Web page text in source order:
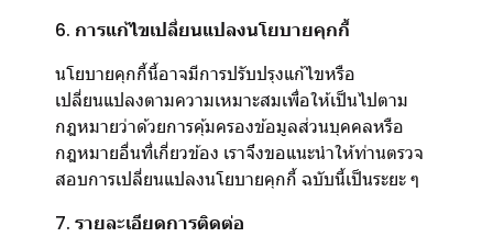
6. การแก้ไขเปลี่ยนแปลงนโยบายคุกกี้
นโยบายคุกกี้นี้อาจมีการปรับปรุงแก้ไขหรือ
เปลี่ยนแปลงตามความเหมาะสมเพื่อให้เป็นไปตาม
กฎหมายว่าด้วยการคุ้มครองข้อมูลส่วนบุคคลหรือ
กฎหมายอื่นที่เกี่ยวข้อง เราจึงขอแนะนำให้ท่านตรวจ
สอบการเปลี่ยนแปลงนโยบายคุกกี้ ฉบับนี้เป็นระยะ ๆ
7. รายละเอียดการติดต่อ